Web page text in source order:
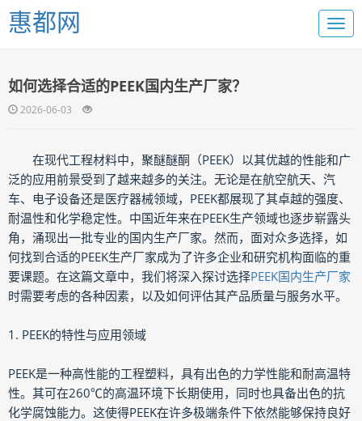
惠都网
如何选择合适的PEEK国内生产厂家？
2026-06-03
在现代工程材料中，聚醚醚酮（PEEK）以其优越的性能和广
泛的应用前景受到了越来越多的关注。无论是在航空航天、汽
车、电子设备还是医疗器械领域，PEEK都展现了其卓越的强度、
耐温性和化学稳定性。中国近年来在PEEK生产领域也逐步崭露头
角，涌现出一批专业的国内生产厂家。然而，面对众多选择，如
何找到合适的PEEK生产厂家成为了许多企业和研究机构面临的重
要课题。在这篇文章中，我们将深入探讨选择PEEK国内生产厂家
时需要考虑的各种因素，以及如何评估其产品质量与服务水平。
1. PEEK的特性与应用领域
PEEK是一种高性能的工程塑料，具有出色的力学性能和耐高温特
性。其可在260℃的高温环境下长期使用，同时也具备出色的抗
化学腐蚀能力。这使得PEEK在许多极端条件下依然能够保持良好